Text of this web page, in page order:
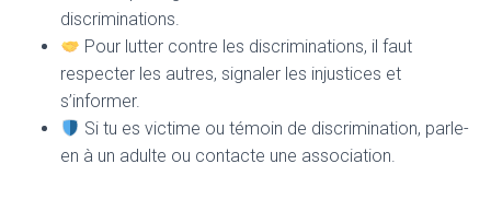
discriminations.
Pour lutter contre les discriminations, il faut
respecter les autres, signaler les injustices et
s’informer.
Si tu es victime ou témoin de discrimination, parle-
en à un adulte ou contacte une association.